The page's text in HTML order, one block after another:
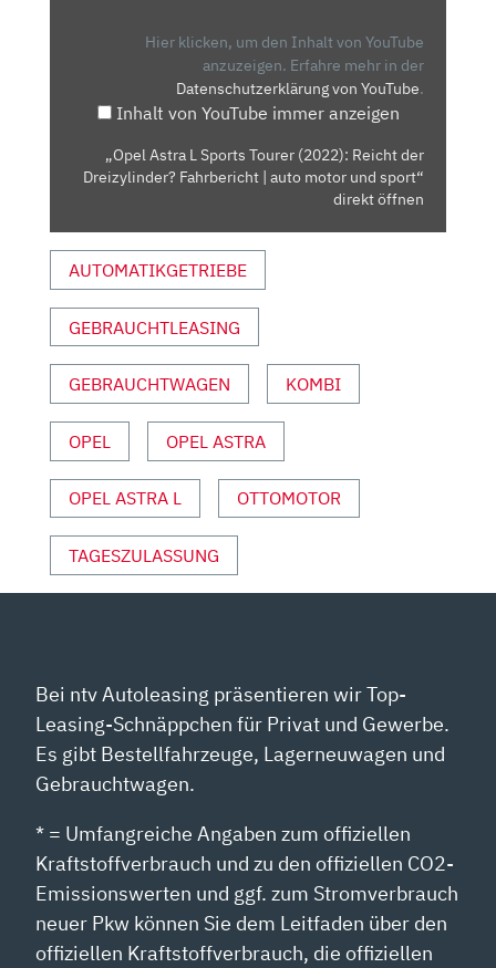
DREIZYLINDER?
FAHRBERICHT
MOTOR
UND
SPORT“
VON
ANZEIGEN
Hier klicken, um den Inhalt von YouTube
anzuzeigen. Erfahre mehr in der
Datenschutzerklärung von YouTube.
Inhalt von YouTube immer anzeigen
„Opel Astra L Sports Tourer (2022): Reicht der
Dreizylinder? Fahrbericht | auto motor und sport“
direkt öffnen
AUTOMATIKGETRIEBE
GEBRAUCHTLEASING
GEBRAUCHTWAGEN KOMBI
OPEL OPEL ASTRA
OPEL ASTRA L OTTOMOTOR
TAGESZULASSUNG
Bei ntv Autoleasing präsentieren wir Top-
Leasing-Schnäppchen für Privat und Gewerbe.
Es gibt Bestellfahrzeuge, Lagerneuwagen und
Gebrauchtwagen.
* = Umfangreiche Angaben zum offiziellen
Kraftstoffverbrauch und zu den offiziellen CO2-
Emissionswerten und ggf. zum Stromverbrauch
neuer Pkw können Sie dem Leitfaden über den
offiziellen Kraftstoffverbrauch, die offiziellen